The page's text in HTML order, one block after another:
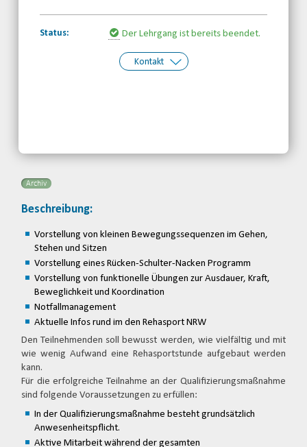
Status: Der Lehrgang ist bereits beendet.
Kontakt
Archiv
Beschreibung:
Vorstellung von kleinen Bewegungssequenzen im Gehen,
Stehen und Sitzen
Vorstellung eines Rücken-Schulter-Nacken Programm
Vorstellung von funktionelle Übungen zur Ausdauer, Kraft,
Beweglichkeit und Koordination
Notfallmanagement
Aktuelle Infos rund im den Rehasport NRW
Den Teilnehmenden soll bewusst werden, wie vielfältig und mit
wie wenig Aufwand eine Rehasportstunde aufgebaut werden
kann.
Für die erfolgreiche Teilnahme an der Qualifizierungsmaßnahme
sind folgende Voraussetzungen zu erfüllen:
In der Qualifizierungsmaßnahme besteht grundsätzlich
Anwesenheitspflicht.
Aktive Mitarbeit während der gesamten